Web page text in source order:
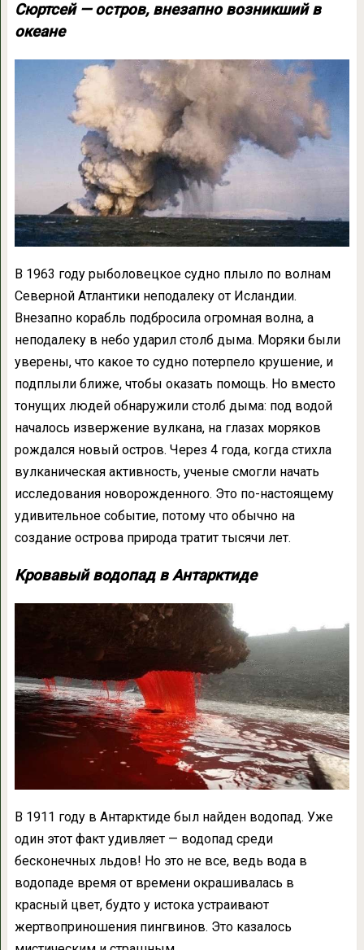
Сюртсей — остров, внезапно возникший в
океане
В 1963 году рыболовецкое судно плыло по волнам
Северной Атлантики неподалеку от Исландии.
Внезапно корабль подбросила огромная волна, а
неподалеку в небо ударил столб дыма. Моряки были
уверены, что какое то судно потерпело крушение, и
подплыли ближе, чтобы оказать помощь. Но вместо
тонущих людей обнаружили столб дыма: под водой
началось извержение вулкана, на глазах моряков
рождался новый остров. Через 4 года, когда стихла
вулканическая активность, ученые смогли начать
исследования новорожденного. Это по-настоящему
удивительное событие, потому что обычно на
создание острова природа тратит тысячи лет.
Кровавый водопад в Антарктиде
В 1911 году в Антарктиде был найден водопад. Уже
один этот факт удивляет — водопад среди
бесконечных льдов! Но это не все, ведь вода в
водопаде время от времени окрашивалась в
красный цвет, будто у истока устраивают
жертвоприношения пингвинов. Это казалось